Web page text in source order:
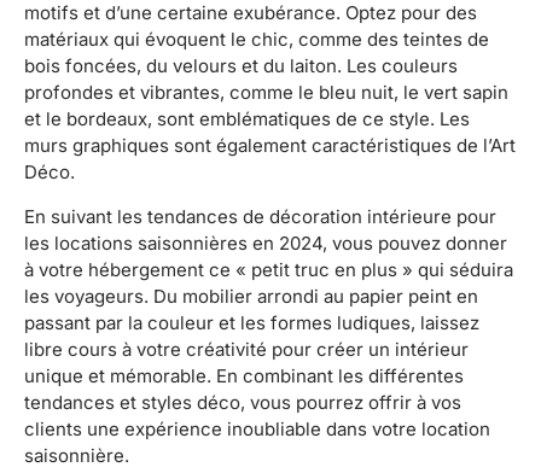
motifs et d’une certaine exubérance. Optez pour des
matériaux qui évoquent le chic, comme des teintes de
bois foncées, du velours et du laiton. Les couleurs
profondes et vibrantes, comme le bleu nuit, le vert sapin
et le bordeaux, sont emblématiques de ce style. Les
murs graphiques sont également caractéristiques de l’Art
Déco.
En suivant les tendances de décoration intérieure pour
les locations saisonnières en 2024, vous pouvez donner
à votre hébergement ce « petit truc en plus » qui séduira
les voyageurs. Du mobilier arrondi au papier peint en
passant par la couleur et les formes ludiques, laissez
libre cours à votre créativité pour créer un intérieur
unique et mémorable. En combinant les différentes
tendances et styles déco, vous pourrez offrir à vos
clients une expérience inoubliable dans votre location
saisonnière.